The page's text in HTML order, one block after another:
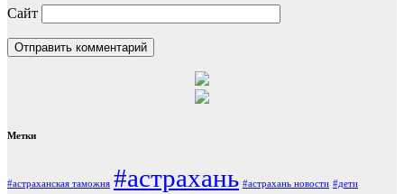
Сайт
Метки
#астраханская таможня #астрахань #астрахань новости #дети